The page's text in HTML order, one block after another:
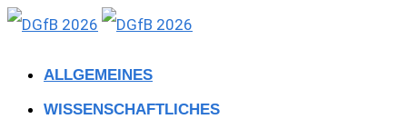
Skip
ALLGEMEINES
WISSENSCHAFTLICHES